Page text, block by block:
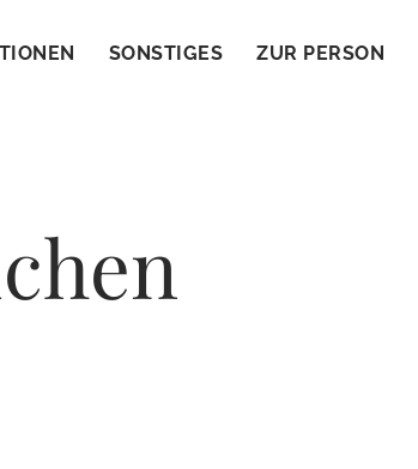
SONSTIGES ZUR PERSON